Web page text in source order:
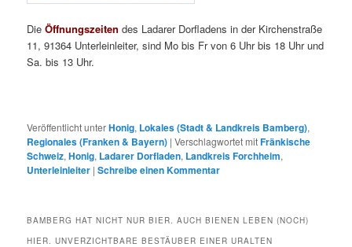
DieÖffnungszeiten des Ladarer Dorfladens in der Kirchenstraße
11, 91364 Unterleinleiter, sind Mo bis Fr von 6 Uhr bis 18 Uhr und
Sa. bis 13 Uhr.
Veröffentlicht unterHonig, Lokales (Stadt & Landkreis Bamberg),
Regionales (Franken & Bayern) |Verschlagwortet mitFränkische
Schweiz,Honig, Ladarer Dorfladen, Landkreis Forchheim,
Unterleinleiter |Schreibe einen Kommentar
BAMBERG HAT NICHT NUR BIER. AUCH BIENEN LEBEN (NOCH)
HIER. UNVERZICHTBARE BESTÄUBER EINER URALTEN